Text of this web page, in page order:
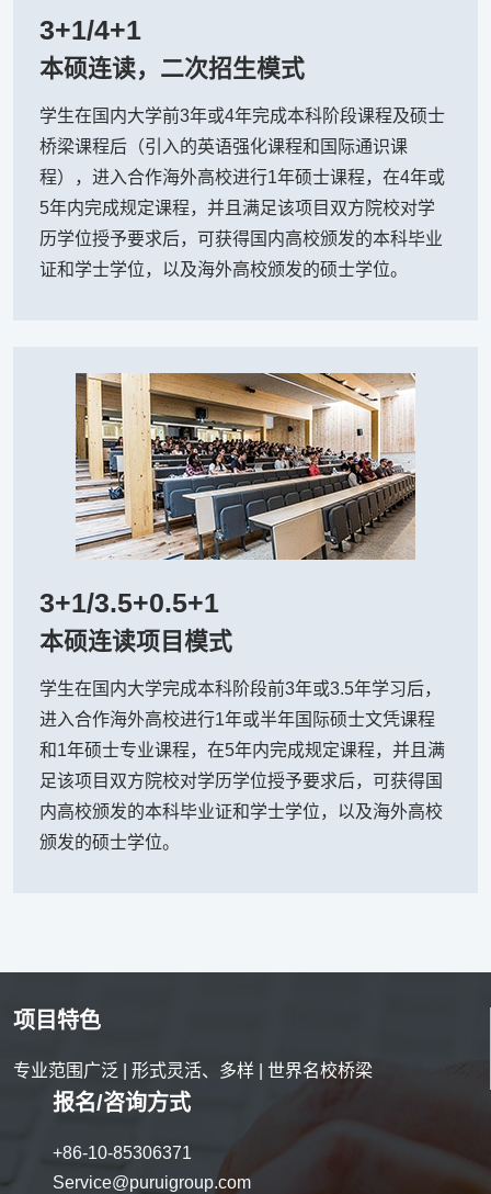
3+1/4+1
本硕连读，二次招生模式
学生在国内大学前3年或4年完成本科阶段课程及硕士
桥梁课程后（引入的英语强化课程和国际通识课
程），进入合作海外高校进行1年硕士课程，在4年或
5年内完成规定课程，并且满足该项目双方院校对学
历学位授予要求后，可获得国内高校颁发的本科毕业
证和学士学位，以及海外高校颁发的硕士学位。
3+1/3.5+0.5+1
本硕连读项目模式
学生在国内大学完成本科阶段前3年或3.5年学习后，
进入合作海外高校进行1年或半年国际硕士文凭课程
和1年硕士专业课程，在5年内完成规定课程，并且满
足该项目双方院校对学历学位授予要求后，可获得国
内高校颁发的本科毕业证和学士学位，以及海外高校
颁发的硕士学位。
项目特色
专业范围广泛 | 形式灵活、多样 | 世界名校桥梁
报名/咨询方式
+86-10-85306371
Service@puruigroup.com